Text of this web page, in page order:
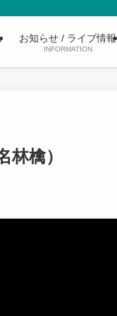
お知らせ / ライブ情報
INFORMATION
檎）